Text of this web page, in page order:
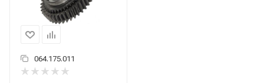
064.175.011